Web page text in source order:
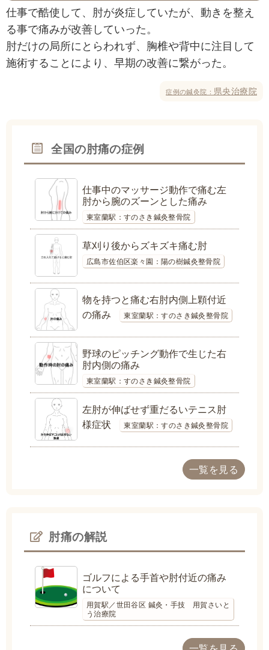
仕事で酷使して、肘が炎症していたが、動きを整え
る事で痛みが改善していった。
肘だけの局所にとらわれず、胸椎や背中に注目して
施術することにより、早期の改善に繋がった。
症例の鍼灸院： 県央治療院
全国の肘痛の症例
仕事中のマッサージ動作で痛む左
肘から腕のズーンとした痛み
東室蘭駅：すのさき鍼灸整骨院
草刈り後からズキズキ痛む肘
広島市佐伯区楽々園：陽の樹鍼灸整骨院
物を持つと痛む右肘内側上顆付近
の痛み
東室蘭駅：すのさき鍼灸整骨院
野球のピッチング動作で生じた右
肘内側の痛み
東室蘭駅：すのさき鍼灸整骨院
左肘が伸ばせず重だるいテニス肘
様症状
東室蘭駅：すのさき鍼灸整骨院
一覧を見る
肘痛の解説
ゴルフによる手首や肘付近の痛み
について
用賀駅／世田谷区 鍼灸・手技 用賀さいと
う治療院